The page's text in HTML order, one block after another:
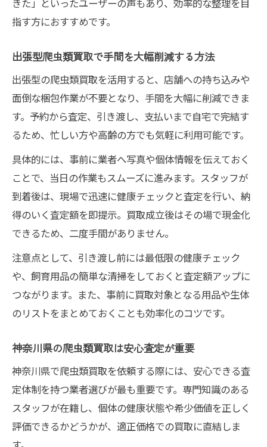
きた」といったユーザーの声もあり、効率的な整理を目
指す方におすすめです。
出張型爬虫類買取で手間を大幅削減する方法
出張型の爬虫類買取を活用すると、店舗への持ち込みや
面倒な梱包作業が不要となり、手間を大幅に削減できま
す。予約から査定、引き渡し、支払いまで自宅で完結す
るため、忙しい方や高齢の方でも気軽に利用可能です。
具体的には、事前に業者へ写真や個体情報を伝えておく
ことで、当日の作業もスムーズに進みます。スタッフが
到着後は、現場で迅速に健康チェックと査定を行い、納
得のいく査定額を即提示。買取成立後はその場で現金化
できるため、二度手間がありません。
注意点として、引き渡し前には最低限の健康チェック
や、飼育用品の簡単な清掃をしておくと査定額アップに
つながります。また、事前に買取対象となる用品や生体
のリストをまとめておくことも効率化のコツです。
神奈川県の爬虫類買取は安心査定が重要
神奈川県で爬虫類買取を依頼する際には、安心できる査
定体制を持つ業者選びが最も重要です。専門知識のある
スタッフが在籍し、個体の健康状態や希少価値を正しく
評価できるかどうかが、適正価格での買取に直結しま